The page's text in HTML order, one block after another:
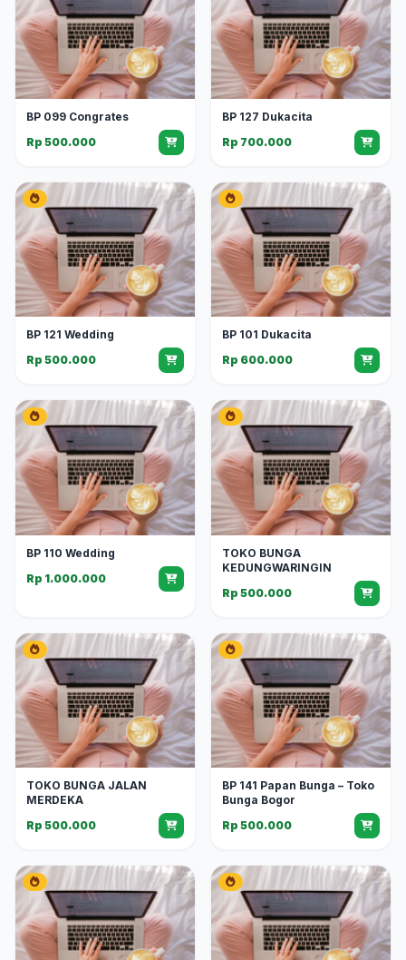
BP 099 Congrates
Rp 500.000
BP 127 Dukacita
Rp 700.000
BP 121 Wedding
Rp 500.000
BP 101 Dukacita
Rp 600.000
BP 110 Wedding
Rp 1.000.000
TOKO BUNGA
KEDUNGWARINGIN
Rp 500.000
TOKO BUNGA JALAN
MERDEKA
Rp 500.000
BP 141 Papan Bunga – Toko
Bunga Bogor
Rp 500.000